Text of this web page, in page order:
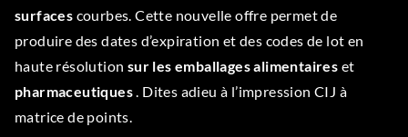
surfaces courbes. Cette nouvelle offre permet de
produire des dates d’expiration et des codes de lot en
haute résolution sur les emballages alimentaires et
pharmaceutiques. Dites adieu à l’impression CIJ à
matrice de points.